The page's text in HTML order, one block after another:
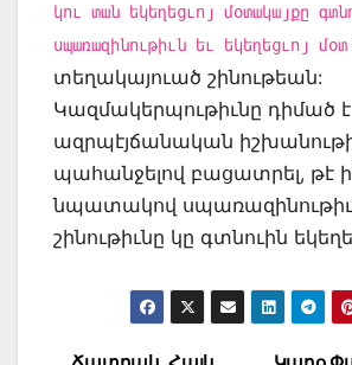
կու տան եկեղեցւոյ մօտակայքը
սպառազինութիւն եւ եկեղեցւոյ մօտ
տեղակայուած շինութեան:
Կազմակերպութիւնը դիմած է
ազրպէյճանական
պահանջելով բացատրել, թէ
նպատակով
շինութիւնը կը գտնուին